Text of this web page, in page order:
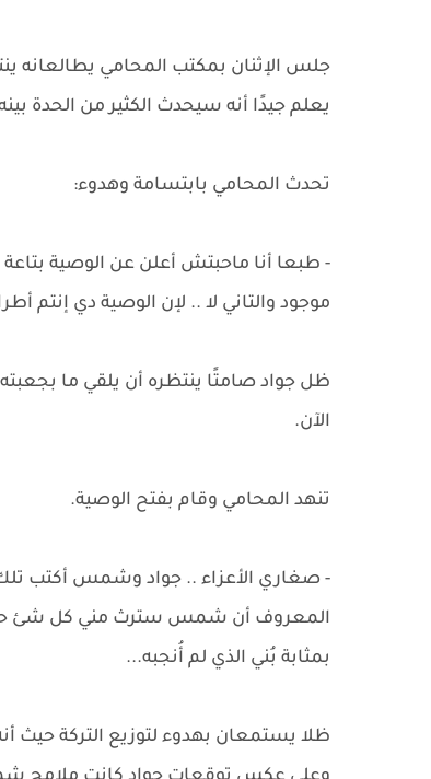
جلس الإثنان بمكتب المحامي يطالعانه
يعلم جيدًا أنه سيحدث الكثير من الحدة
تحدث المحامي بابتسامة وهدوء:
- طبعا أنا ماحبتش أعلن عن الوصية بتاعة
موجود والتاني لا .. لإن الوصية دي إنتم
ظل جواد صامتًا ينتظره أن يلقي ما
الآن.
تنهد المحامي وقام بفتح الوصية.
- صغاري الأعزاء .. جواد وشمس أكتب تلك
المعروف أن شمس سترث مني كل شئ حسب
بمثابة بُني الذي لم أُنجبه...
ظلا يستمعان بهدوء لتوزيع التركة حيث